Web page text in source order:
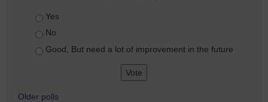
Choices
Yes
No
Good, But need a lot of improvement in the future
Older polls